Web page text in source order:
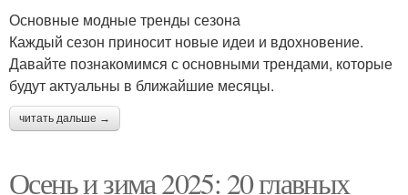
Основные модные тренды сезона
Каждый сезон приносит новые идеи и вдохновение.
Давайте познакомимся с основными трендами, которые
будут актуальны в ближайшие месяцы.
читать дальше →
Осень и зима 2025: 20 главных